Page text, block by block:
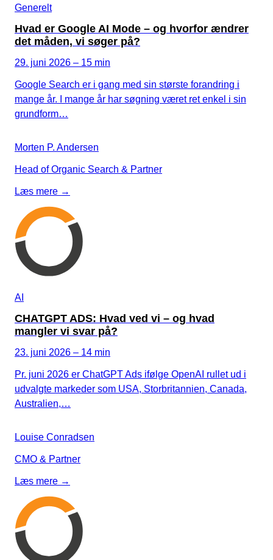
YouTube annoncering
Google shopping
Bing Ads
E-MAIL MARKETING
Kampagnemails
Leadgenerering
E-mail automation
TRACKING
Server-Side Tracking
Generelt
Hvad er Google AI Mode – og hvorfor ændrer
det måden, vi søger på?
29. juni 2026 – 15 min
Google Search er i gang med sin største forandring i
mange år. I mange år har søgning været ret enkel i sin
grundform…
Morten P. Andersen
Head of Organic Search & Partner
Læs mere →
AI
CHATGPT ADS: Hvad ved vi – og hvad
mangler vi svar på?
23. juni 2026 – 14 min
Pr. juni 2026 er ChatGPT Ads ifølge OpenAI rullet ud i
udvalgte markeder som USA, Storbritannien, Canada,
Australien,…
Louise Conradsen
CMO & Partner
Læs mere →